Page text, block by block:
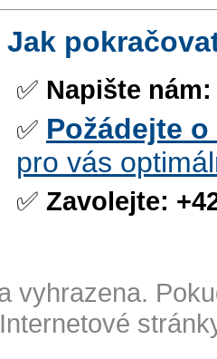
Jak
✅ Napište nám:
✅ Požádejte
pro vás
✅ Zavolejte:
vyhrazena.
Internetové